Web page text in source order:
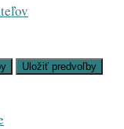
Uložiť predvoľby